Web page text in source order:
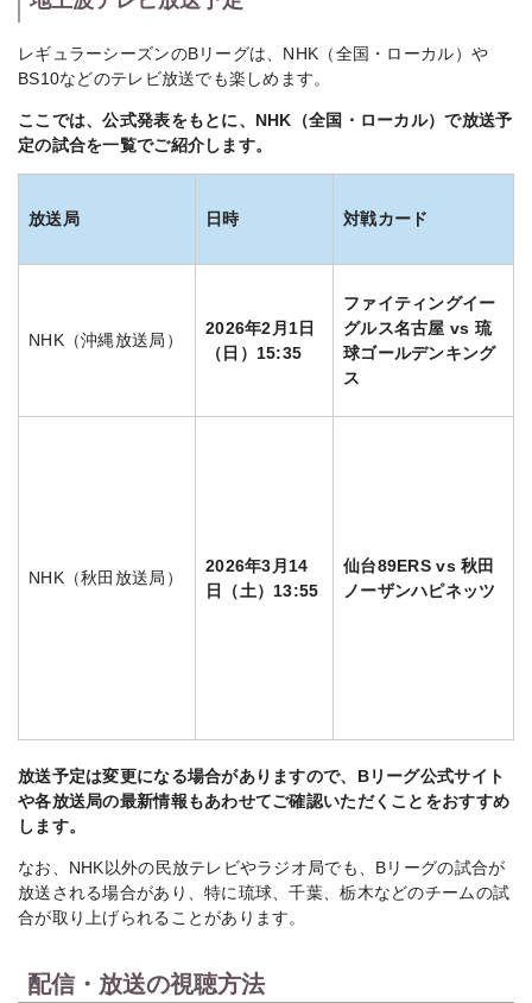
レギュラーシーズンのBリーグは、NHK（全国・ローカル）や
BS10などのテレビ放送でも楽しめます。
ここでは、公式発表をもとに、NHK（全国・ローカル）で放送予
定の試合を一覧でご紹介します。
放送局 日時 対戦カード
NHK（沖縄放送局）
2026年2月1日
（日）15:35
ファイティングイー
グルス名古屋 vs 琉
球ゴールデンキング
ス
NHK（秋田放送局）
2026年3月14
日（土）13:55
仙台89ERS vs 秋田
ノーザンハピネッツ
放送予定は変更になる場合がありますので、Bリーグ公式サイト
や各放送局の最新情報もあわせてご確認いただくことをおすすめ
します。
なお、NHK以外の民放テレビやラジオ局でも、Bリーグの試合が
放送される場合があり、特に琉球、千葉、栃木などのチームの試
合が取り上げられることがあります。
配信・放送の視聴方法